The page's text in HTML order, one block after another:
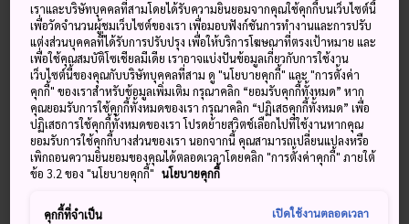
พลาดไม่ได้
พักผ่อนที่ปล่องภูเขาไฟบนอาโอกะชิมะ
เกาะโอะงะซาวาระ เกาะกาลาปากอสแห่งประเทศ
ญี่ปุ่น
ไล่ตามเกลียวคลื่นบนเกาะนีจิมะ
เราและบริษัทบุคคลที่สามโดยได้รับความยินยอมจากคุณใช้คุกกี้บนเว็บไซต์นี้
เพื่อวัดจำนวนผู้ชมเว็บไซต์ของเรา เพื่อมอบฟังก์ชันการทำงานและการปรับ
แต่งส่วนบุคคลที่ได้รับการปรับปรุง เพื่อให้บริการโฆษณาที่ตรงเป้าหมาย และ
เพื่อใช้คุณสมบัติโซเชียลมีเดีย เราอาจแบ่งปันข้อมูลเกี่ยวกับการใช้งาน
เว็บไซต์นี้ของคุณกับบริษัทบุคคลที่สาม ดู "นโยบายคุกกี้" และ "การตั้งค่า
คุกกี้" ของเราสำหรับข้อมูลเพิ่มเติม กรุณาคลิก “ยอมรับคุกกี้ทั้งหมด” หาก
คุณยอมรับการใช้คุกกี้ทั้งหมดของเรา กรุณาคลิก “ปฏิเสธคุกกี้ทั้งหมด” เพื่อ
ปฏิเสธการใช้คุกกี้ทั้งหมดของเรา โปรดย้ายสวิตช์เลือกไปที่ใช้งานหากคุณ
ยอมรับการใช้คุกกี้บางส่วนของเรา นอกจากนี้ คุณสามารถเปลี่ยนแปลงหรือ
เพิกถอนความยินยอมของคุณได้ตลอดเวลาโดยคลิก "การตั้งค่าคุกกี้" ภายใต้
ข้อ 3.2 ของ "นโยบายคุกกี้" นโยบายคุกกี้
คุกกี้ที่จำเป็น เปิดใช้งานตลอดเวลา